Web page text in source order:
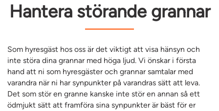
Hantera störande grannar
Som hyresgäst hos oss är det viktigt att visa hänsyn och
inte störa dina grannar med höga ljud. Vi önskar i första
hand att ni som hyresgäster och grannar samtalar med
varandra när ni har synpunkter på varandras sätt att leva.
Det som stör en granne kanske inte stör en annan så ett
ödmjukt sätt att framföra sina synpunkter är bäst för er